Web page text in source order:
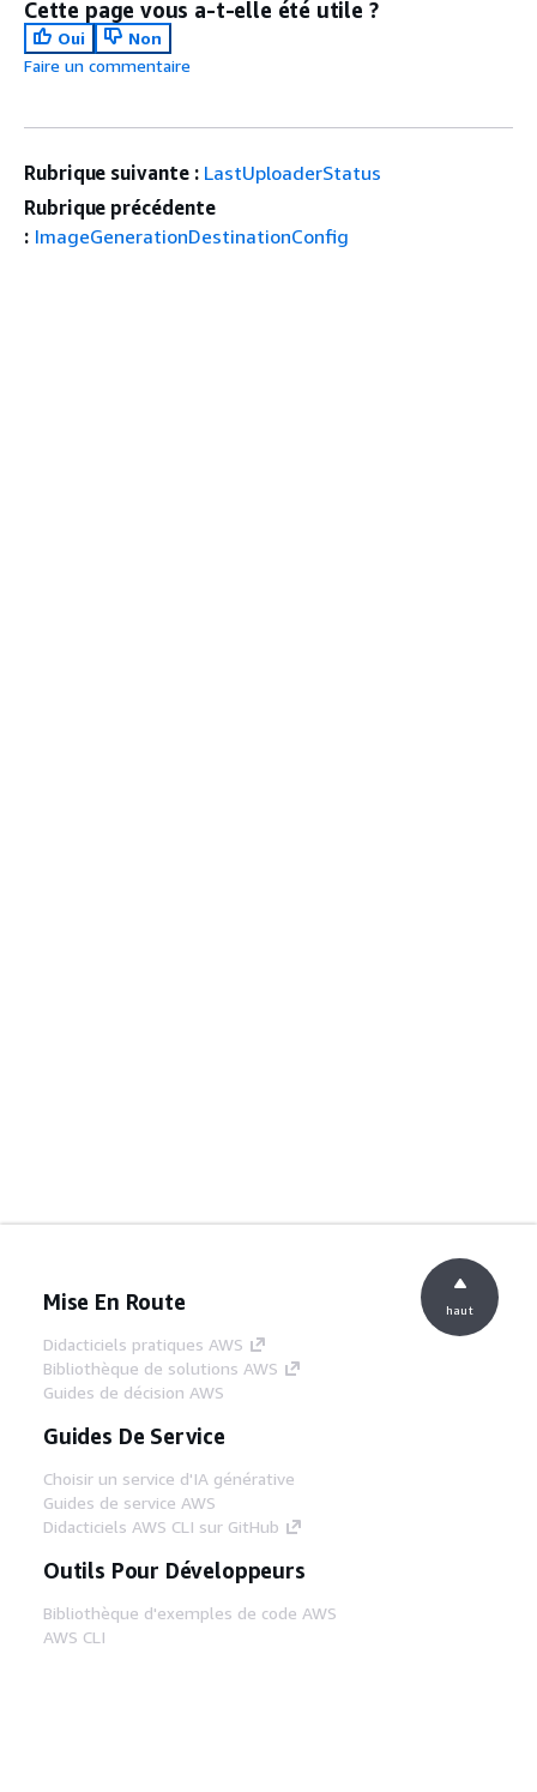
Cette page vous a-t-elle été utile ?
Oui
Non
Faire un commentaire
Rubrique suivante : LastUploaderStatus
Rubrique précédente
: ImageGenerationDestinationConfig
Mise En Route
Didacticiels pratiques AWS
Bibliothèque de solutions AWS
Guides de décision AWS
Guides De Service
Choisir un service d'IA générative
Guides de service AWS
Didacticiels AWS CLI sur GitHub
Outils Pour Développeurs
Bibliothèque d'exemples de code AWS
AWS CLI
haut